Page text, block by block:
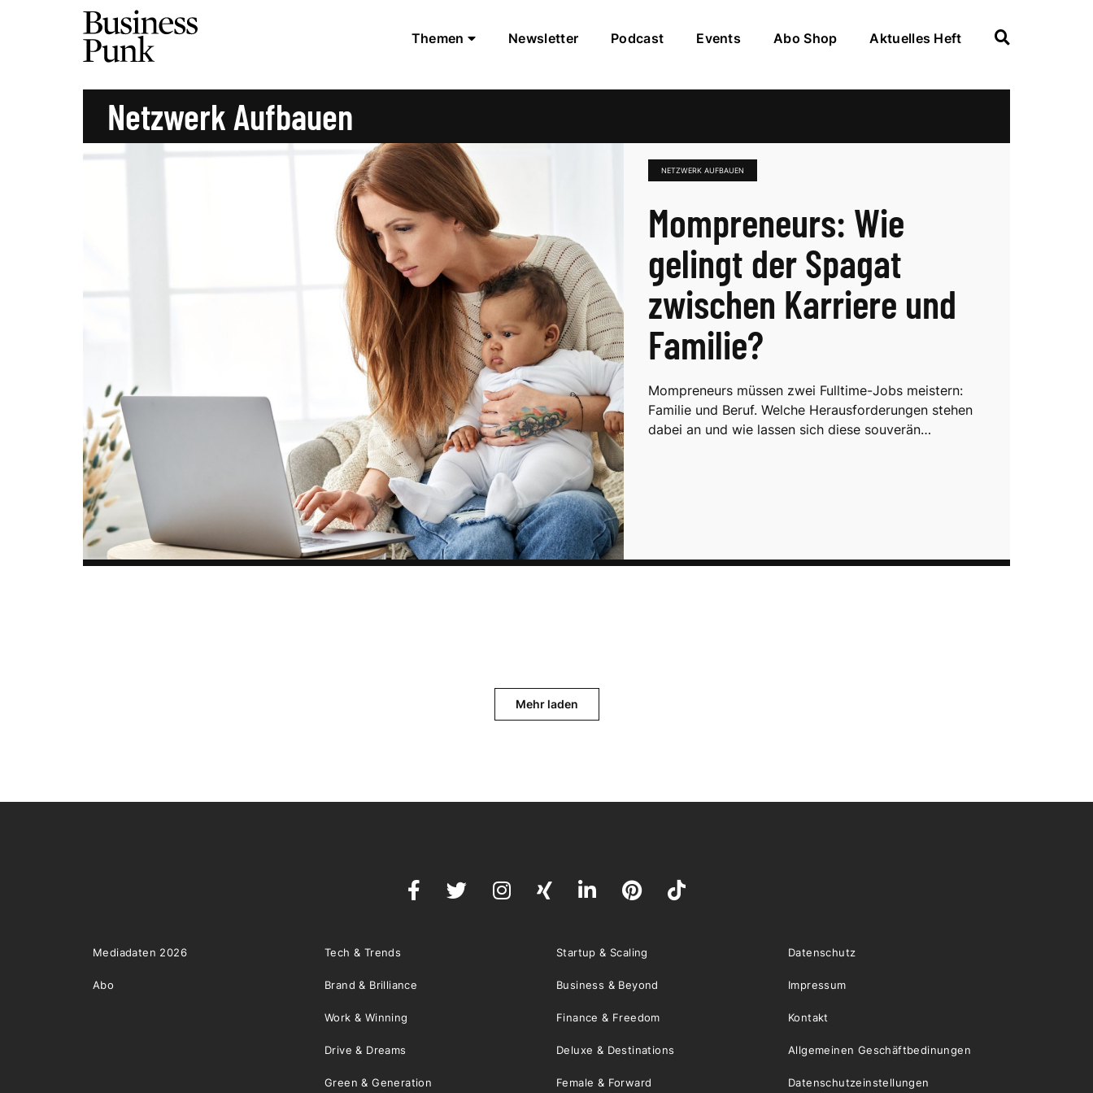
Themen Newsletter Podcast Events Abo Shop Aktuelles Heft
Netzwerk Aufbauen
NETZWERK AUFBAUEN
Mompreneurs: Wie
gelingt der Spagat
zwischen Karriere und
Familie?
Mompreneurs müssen zwei Fulltime-Jobs meistern:
Familie und Beruf. Welche Herausforderungen stehen
dabei an und wie lassen sich diese souverän…
Mehr laden
Mediadaten 2026
Abo
Tech & Trends Startup & Scaling
Brand & Brilliance Business & Beyond
Work & Winning Finance & Freedom
Drive & Dreams Deluxe & Destinations
Green & Generation Female & Forward
Datenschutz
Impressum
Kontakt
Allgemeinen Geschäftbedinungen
Datenschutzeinstellungen